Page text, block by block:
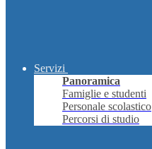
Servizi
Panoramica
Famiglie e studenti
Personale scolastico
Percorsi di studio